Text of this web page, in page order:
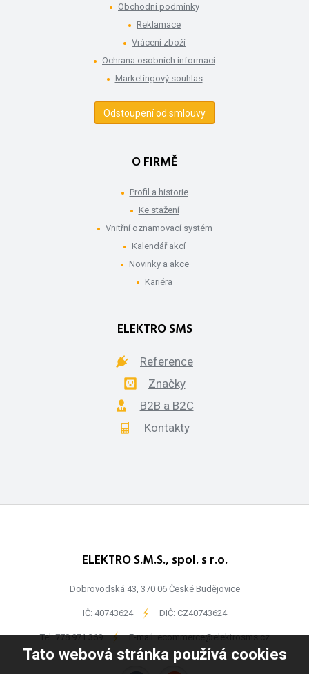
Tato webová stránka používá cookies
Obchodní podmínky
Reklamace
Vrácení zboží
Ochrana osobních informací
Marketingový souhlas
Odstoupení od smlouvy
O FIRMĚ
Profil a historie
Ke stažení
Vnitřní oznamovací systém
Kalendář akcí
Novinky a akce
Kariéra
ELEKTRO SMS
Reference
Značky
B2B a B2C
Kontakty
ELEKTRO S.M.S., spol. s r.o.
Dobrovodská 43, 370 06 České Budějovice
IČ: 40743624 - DIČ: CZ40743624
Tel:778 971 369 - E-mail:ecommerce@elektrosms.cz